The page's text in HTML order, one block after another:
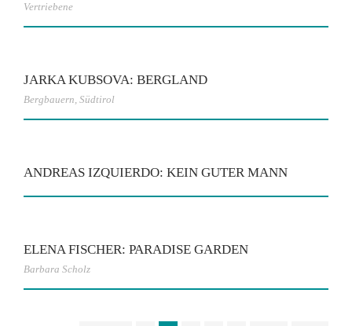
Vertriebene
JARKA KUBSOVA: BERGLAND
Bergbauern, Südtirol
ANDREAS IZQUIERDO: KEIN GUTER MANN
ELENA FISCHER: PARADISE GARDEN
Barbara Scholz